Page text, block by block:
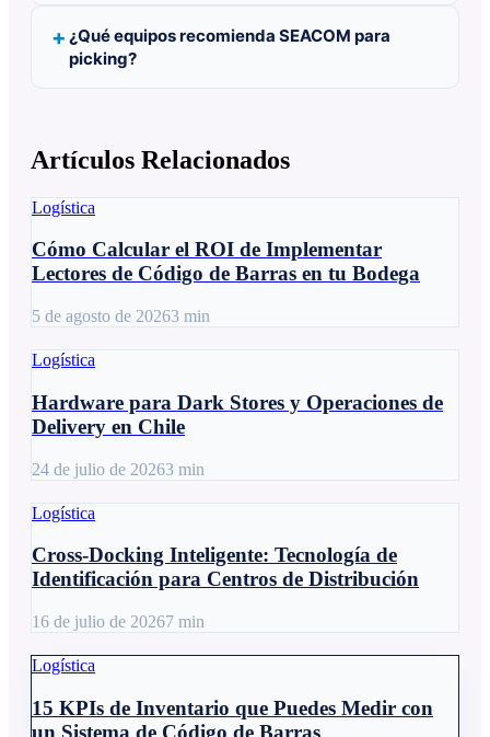
¿Qué equipos recomienda SEACOM para
picking?
Artículos Relacionados
Logística
Cómo Calcular el ROI de Implementar
Lectores de Código de Barras en tu Bodega
5 de agosto de 20263 min
Logística
Hardware para Dark Stores y Operaciones de
Delivery en Chile
24 de julio de 20263 min
Logística
Cross-Docking Inteligente: Tecnología de
Identificación para Centros de Distribución
16 de julio de 20267 min
Logística
15 KPIs de Inventario que Puedes Medir con
un Sistema de Código de Barras